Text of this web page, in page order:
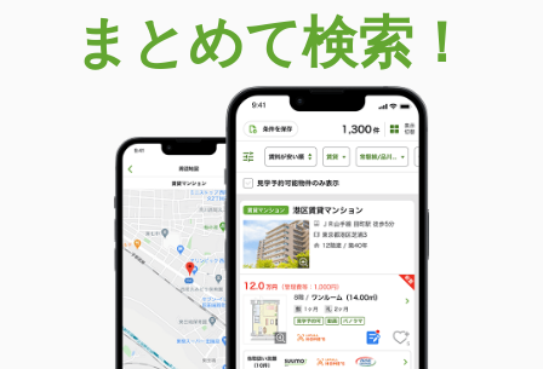
まとめて検索！